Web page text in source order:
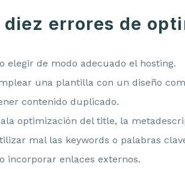
diez errores de
elegir de modo adecuado el hosting.
una plantilla con un diseño
contenido duplicado.
optimización del title, la
mal las keywords o palabras
incorporar enlaces externos.